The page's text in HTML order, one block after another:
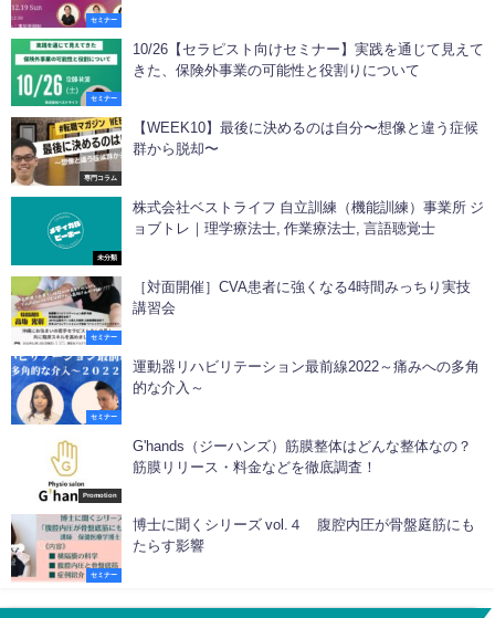
セミナー
セミナー
10/26【セラピスト向けセミナー】実践を通じて見えて
きた、保険外事業の可能性と役割りについて
専門コラム
【WEEK10】最後に決めるのは自分〜想像と違う症候
群から脱却〜
未分類
株式会社ベストライフ 自立訓練（機能訓練）事業所 ジ
ョブトレ｜理学療法士, 作業療法士, 言語聴覚士
セミナー
［対面開催］CVA患者に強くなる4時間みっちり実技
講習会
セミナー
運動器リハビリテーション最前線2022～痛みへの多角
的な介入～
Promotion
G'hands（ジーハンズ）筋膜整体はどんな整体なの？
筋膜リリース・料金などを徹底調査！
セミナー
博士に聞くシリーズ vol.４ 腹腔内圧が骨盤庭筋にも
たらす影響